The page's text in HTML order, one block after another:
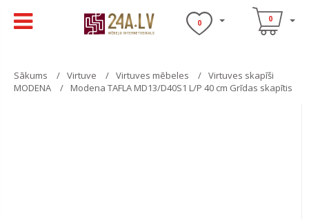
0 0
Sākums Virtuve Virtuves mēbeles
Virtuves skapīši
MODENA
Modena TAFLA MD13/D40S1 L/P 40 cm Grīdas skapītis